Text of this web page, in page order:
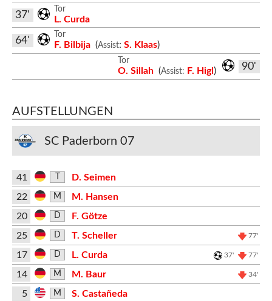
Tor
L. Curda
37'
Tor
F. Bilbija (Assist: S. Klaas)
64'
90'
Tor
O. Sillah (Assist: F. Higl)
AUFSTELLUNGEN
SC Paderborn 07
41
D. Seimen
22
M
M. Hansen
20
D
F. Götze
25
D T. Scheller 77'
17 D L. Curda 37' 77'
14 M M. Baur 34'
5 M
S. Castañeda